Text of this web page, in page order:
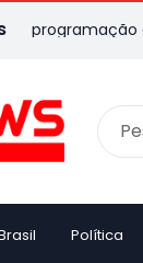
Política